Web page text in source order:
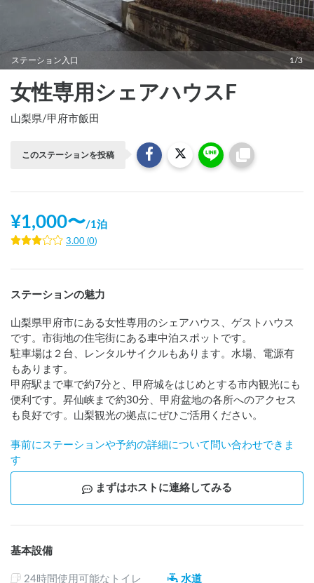
ステーション入口 1/3
女性専用シェアハウスF
山梨県/甲府市飯田
このステーションを投稿
¥1,000〜/1泊
3.00 (0)
ステーションの魅力
山梨県甲府市にある女性専用のシェアハウス、ゲストハウス
です。市街地の住宅街にある車中泊スポットです。
駐車場は２台、レンタルサイクルもあります。水場、電源有
もあります。
甲府駅まで車で約7分と、甲府城をはじめとする市内観光にも
便利です。昇仙峡まで約30分、甲府盆地の各所へのアクセス
も良好です。山梨観光の拠点にぜひご活用ください。
事前にステーションや予約の詳細について問い合わせできま
す
まずはホストに連絡してみる
基本設備
24時間使用可能なトイレ 水道